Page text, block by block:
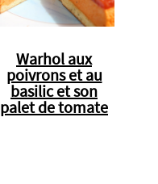
Warhol aux
poivrons et au
basilic et son
palet de tomate